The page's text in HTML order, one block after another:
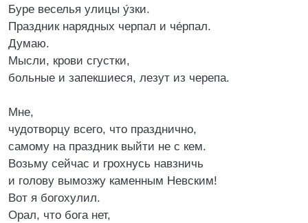
Буре веселья улицы у́зки.
Праздник нарядных черпал и че́рпал.
Думаю.
Мысли, крови сгустки,
больные и запекшиеся, лезут из черепа.
Мне,
чудотворцу всего, что празднично,
самому на праздник выйти не с кем.
Возьму сейчас и грохнусь навзничь
и голову вымозжу каменным Невским!
Вот я богохулил.
Орал, что бога нет,